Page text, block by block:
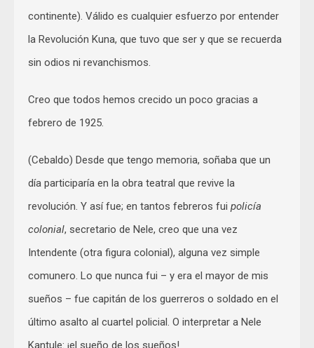
continente). Válido es cualquier esfuerzo por entender
la Revolución Kuna, que tuvo que ser y que se recuerda
sin odios ni revanchismos.
Creo que todos hemos crecido un poco gracias a
febrero de 1925.
(Cebaldo) Desde que tengo memoria, soñaba que un
día participaría en la obra teatral que revive la
revolución. Y así fue; en tantos febreros fui policía
colonial, secretario de Nele, creo que una vez
Intendente (otra figura colonial), alguna vez simple
comunero. Lo que nunca fui – y era el mayor de mis
sueños – fue capitán de los guerreros o soldado en el
último asalto al cuartel policial. O interpretar a Nele
Kantule: ¡el sueño de los sueños!